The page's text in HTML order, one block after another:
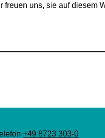
uns, sie auf diesem
+49 8723 303-0